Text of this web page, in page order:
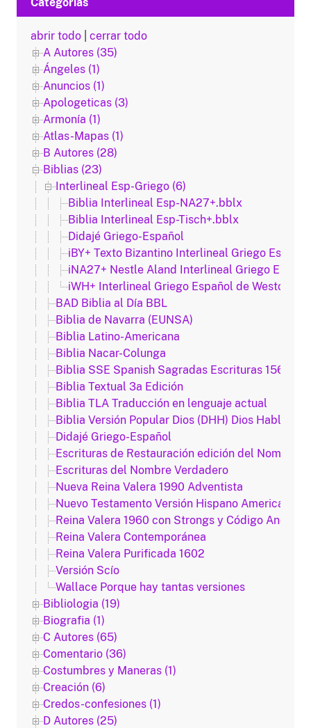
abrir todo
cerrar todo
A Autores (35)
Ángeles (1)
Anuncios (1)
Apologeticas (3)
Armonía (1)
Atlas-Mapas (1)
B Autores (28)
Biblias (23)
Interlineal Esp-Griego (6)
Biblia Interlineal Esp-NA27+.bblx
Biblia Interlineal Esp-Tisch+.bblx
Didajé Griego-Español
iBY+ Texto Bizantino Interlineal Griego Español
iNA27+ Nestle Aland Interlineal Griego
iWH+ Interlineal Griego Español de Westcott
BAD Biblia al Día BBL
Biblia de Navarra (EUNSA)
Biblia Latino-Americana
Biblia Nacar-Colunga
Biblia SSE Spanish Sagradas Escrituras 1569
Biblia Textual 3a Edición
Biblia TLA Traducción en lenguaje actual
Biblia Versión Popular Dios (DHH) Dios Habla Hoy
Didajé Griego-Español
Escrituras de Restauración edición del Nombre
Escrituras del Nombre Verdadero
Nueva Reina Valera 1990 Adventista
Nuevo Testamento Versión Hispano Americana
Reina Valera 1960 con Strongs y Código
Reina Valera Contemporánea
Reina Valera Purificada 1602
Versión Scío
Wallace Porque hay tantas versiones
Bibliologia (19)
Biografia (1)
C Autores (65)
Comentario (36)
Costumbres y Maneras (1)
Creación (6)
Credos-confesiones (1)
D Autores (25)